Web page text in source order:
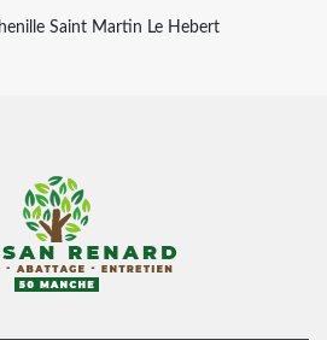
Saint Martin Le Hebert